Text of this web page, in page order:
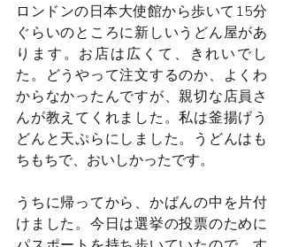
ロンドンの日本大使館から歩いて15分
ぐらいのところに新しいうどん屋があ
ります。お店は広くて、きれいでし
た。どうやって注文するのか、よくわ
からなかったんですが、親切な店員さ
んが教えてくれました。私は釜揚げう
どんと天ぷらにしました。うどんはも
ちもちで、おいしかったです。
うちに帰ってから、かばんの中を片付
けました。今日は選挙の投票のために